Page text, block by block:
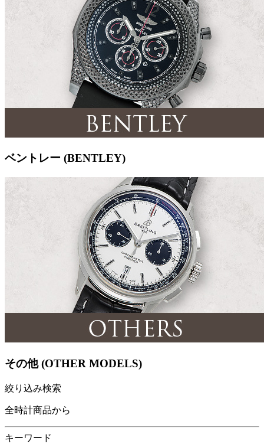
ベントレー (BENTLEY)
その他 (OTHER MODELS)
絞り込み検索
全時計商品から
キーワード